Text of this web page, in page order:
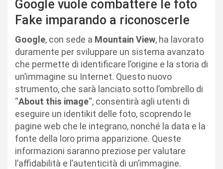
Google vuole combattere le foto
Fake imparando a riconoscerle
Google, con sede a Mountain View, ha lavorato
duramente per sviluppare un sistema avanzato
che permette di identificare l’origine e la storia di
un’immagine su Internet. Questo nuovo
strumento, che sarà lanciato sotto l’ombrello di
“About this image“, consentirà agli utenti di
eseguire un identikit delle foto, scoprendo le
pagine web che le integrano, nonché la data e la
fonte della loro prima apparizione. Queste
informazioni saranno preziose per valutare
l’affidabilità e l’autenticità di un’immagine.